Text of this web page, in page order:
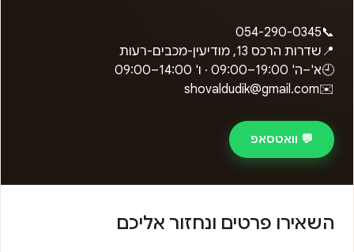
📞
054-290-0345
📍 שדרות הרכס 13, מודיעין-מכבים-רעות
🕘א'–ה' 09:00–19:00 · ו' 09:00–14:00
✉️
shovaldudik@gmail.com
💬 וואטסאפ
השאירו פרטים ונחזור אליכם